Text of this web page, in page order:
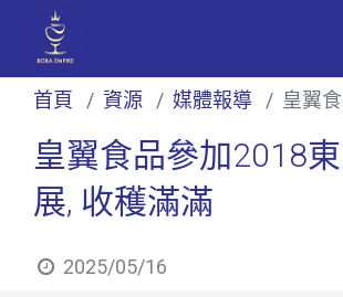
首頁 資源 媒體報導 皇翼
皇翼食品參加2018
展, 收穫滿滿
2025/05/16